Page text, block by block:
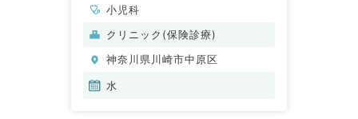
小児科
クリニック(保険診療)
神奈川県川崎市中原区
水